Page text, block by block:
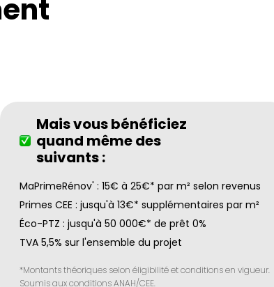
Mais vous bénéficiez
quand même des
suivants :
MaPrimeRénov' : 15€ à 25€* par m² selon revenus
Primes CEE : jusqu'à 13€* supplémentaires par m²
Éco-PTZ : jusqu'à 50 000€* de prêt 0%
TVA 5,5% sur l'ensemble du projet
*Montants théoriques selon éligibilité et conditions en vigueur.
Soumis aux conditions ANAH/CEE.